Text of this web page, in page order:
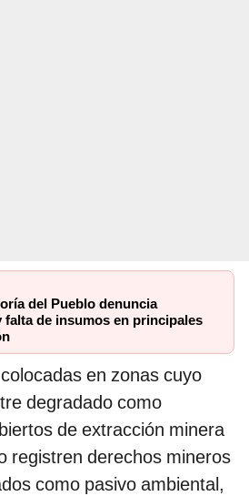
del Pueblo denuncia
falta de insumos en principales
en zonas cuyo
degradado como
de extracción minera
registren derechos mineros
como pasivo ambiental,